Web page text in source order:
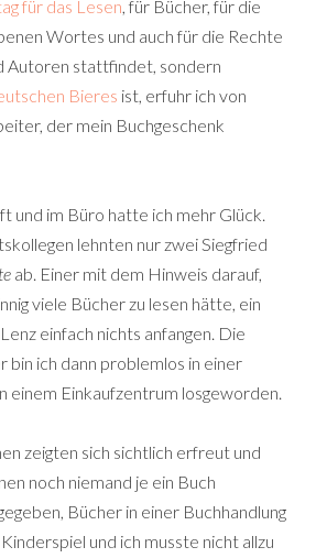
für das Lesen, für Bücher, für die
Wortes und auch für die Rechte
Autoren stattfindet, sondern
Bieres ist, erfuhr ich von
der mein Buchgeschenk
und im Büro hatte ich mehr Glück.
lehnten nur zwei Siegfried
ab. Einer mit dem Hinweis darauf,
viele Bücher zu lesen hätte, ein
einfach nichts anfangen. Die
bin ich dann problemlos in einer
einem Einkaufzentrum losgeworden.
zeigten sich sichtlich erfreut und
noch niemand je ein Buch
Bücher in einer Buchhandlung
und ich musste nicht allzu